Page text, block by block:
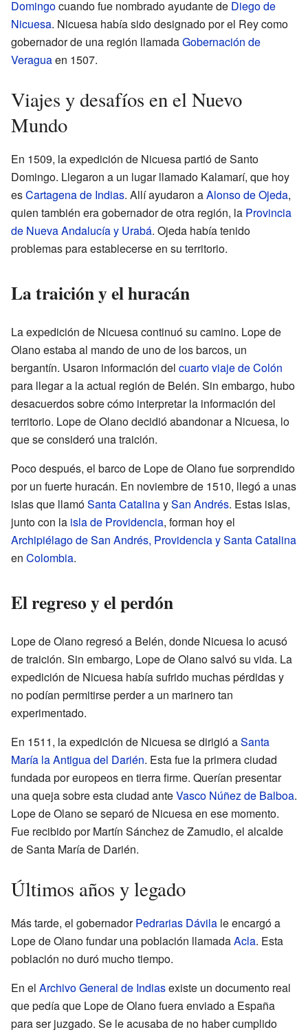
Domingocuando fue nombrado ayudante de Diego de
Nicuesa. Nicuesa había sido designado por el Rey como
gobernador de una región llamadaGobernación de
Veraguaen 1507.
Viajes y desafíos en el Nuevo
Mundo
En 1509, la expedición de Nicuesa partió de Santo
Domingo. Llegaron a un lugar llamado Kalamarí, que hoy
esCartagena de Indias. Allí ayudaron aAlonso de Ojeda,
quien también era gobernador de otra región, la Provincia
de Nueva Andalucía y Urabá. Ojeda había tenido
problemas para establecerse en su territorio.
La traición y el huracán
La expedición de Nicuesa continuó su camino. Lope de
Olano estaba al mando de uno de los barcos, un
bergantín. Usaron información del cuarto viaje de Colón
para llegar a la actual región de Belén. Sin embargo, hubo
desacuerdos sobre cómo interpretar la información del
territorio. Lope de Olano decidió abandonar a Nicuesa, lo
que se consideró una traición.
Poco después, el barco de Lope de Olano fue sorprendido
por un fuerte huracán. En noviembre de 1510, llegó a unas
islas que llamóSanta CatalinaySan Andrés. Estas islas,
junto con la isla de Providencia, forman hoy el
Archipiélago de San Andrés, Providencia y Santa Catalina
en Colombia.
El regreso y el perdón
Lope de Olano regresó a Belén, donde Nicuesa lo acusó
de traición. Sin embargo, Lope de Olano salvó su vida. La
expedición de Nicuesa había sufrido muchas pérdidas y
no podían permitirse perder a un marinero tan
experimentado.
En 1511, la expedición de Nicuesa se dirigió aSanta
María la Antigua del Darién. Esta fue la primera ciudad
fundada por europeos en tierra firme. Querían presentar
una queja sobre esta ciudad anteVasco Núñez de Balboa.
Lope de Olano se separó de Nicuesa en ese momento.
Fue recibido por Martín Sánchez de Zamudio, el alcalde
de Santa María de Darién.
Últimos años y legado
Más tarde, el gobernadorPedrarias Dávila le encargó a
Lope de Olano fundar una población llamadaAcla. Esta
población no duró mucho tiempo.
En el Archivo General de Indiasexiste un documento real
que pedía que Lope de Olano fuera enviado a España
para ser juzgado. Se le acusaba de no haber cumplido